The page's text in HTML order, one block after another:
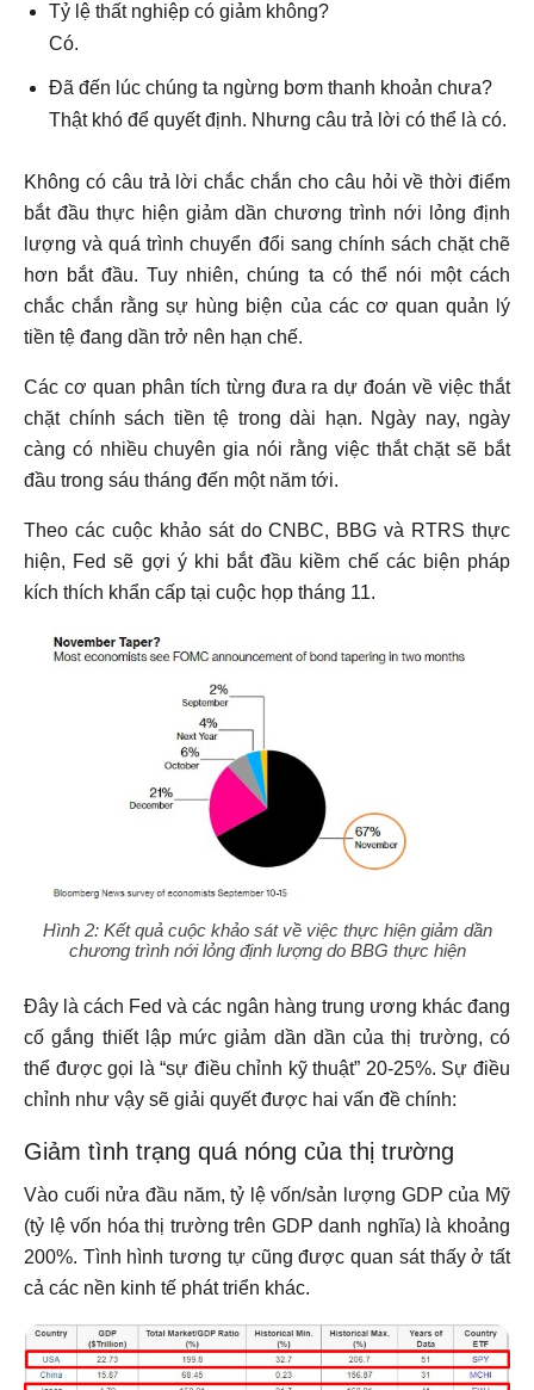
Tỷ lệ thất nghiệp có giảm không?
Có.
Đã đến lúc chúng ta ngừng bơm thanh khoản chưa?
Thật khó để quyết định. Nhưng câu trả lời có thể là có.
Không có câu trả lời chắc chắn cho câu hỏi về thời điểm
bắt đầu thực hiện giảm dần chương trình nới lỏng định
lượng và quá trình chuyển đổi sang chính sách chặt chẽ
hơn bắt đầu. Tuy nhiên, chúng ta có thể nói một cách
chắc chắn rằng sự hùng biện của các cơ quan quản lý
tiền tệ đang dần trở nên hạn chế.
Các cơ quan phân tích từng đưa ra dự đoán về việc thắt
chặt chính sách tiền tệ trong dài hạn. Ngày nay, ngày
càng có nhiều chuyên gia nói rằng việc thắt chặt sẽ bắt
đầu trong sáu tháng đến một năm tới.
Theo các cuộc khảo sát do CNBC, BBG và RTRS thực
hiện, Fed sẽ gợi ý khi bắt đầu kiềm chế các biện pháp
kích thích khẩn cấp tại cuộc họp tháng 11.
Hình 2: Kết quả cuộc khảo sát về việc thực hiện giảm dần
chương trình nới lỏng định lượng do BBG thực hiện
Đây là cách Fed và các ngân hàng trung ương khác đang
cố gắng thiết lập mức giảm dần dần của thị trường, có
thể được gọi là “sự điều chỉnh kỹ thuật” 20-25%. Sự điều
chỉnh như vậy sẽ giải quyết được hai vấn đề chính:
Giảm tình trạng quá nóng của thị trường
Vào cuối nửa đầu năm, tỷ lệ vốn/sản lượng GDP của Mỹ
(tỷ lệ vốn hóa thị trường trên GDP danh nghĩa) là khoảng
200%. Tình hình tương tự cũng được quan sát thấy ở tất
cả các nền kinh tế phát triển khác.